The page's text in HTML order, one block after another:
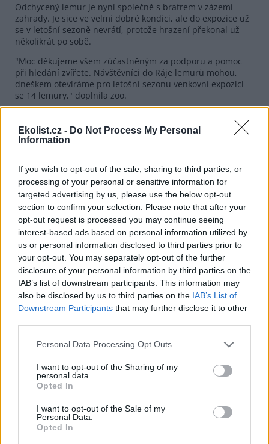
Ekolist.cz - Do Not Process My Personal
Information
If you wish to opt-out of the sale, sharing to third parties, or
processing of your personal or sensitive information for
targeted advertising by us, please use the below opt-out
section to confirm your selection. Please note that after your
opt-out request is processed you may continue seeing
interest-based ads based on personal information utilized by
us or personal information disclosed to third parties prior to
your opt-out. You may separately opt-out of the further
disclosure of your personal information by third parties on the
IAB’s list of downstream participants. This information may
also be disclosed by us to third parties on the IAB’s List of
Downstream Participants that may further disclose it to other
Personal Data Processing Opt Outs
I want to opt-out of the Sharing of my
personal data.
Opted In
I want to opt-out of the Sale of my
Personal Data.
Opted In
Odchycený lemur je nyní společně s bratrem v zázemí
zahrady. Je sice ve velmi dobré kondici, ale do expozice už
se v letošní sezoně nevrátí, protože hrazení překonal už
několikrát po sobě.
"Moc děkujeme všem zúčastněným za podporu a pomoc
při hledání zvířete. Návštěvníci do Ráje lemurů mohou,
dneškem otevíráme pro letošní sezonu venkovní expozici
se 14 lemury," doplnila zoo.
expozice na ostrově a z bezprostřední blízkosti pozorovat
madagaskarské poloopice. Ve 14:30 si mohou poslechnout i
V expozici žije 11 lemurů kata, dva lemuři červenobřiší a
lemur běločelý. Ráj lemurů je otevřen denně pouze mezi
14:00 a 15:00. V případě nepříznivého počasí či nenadálých
provozních důvodů zůstává expozice zavřená.
reklama